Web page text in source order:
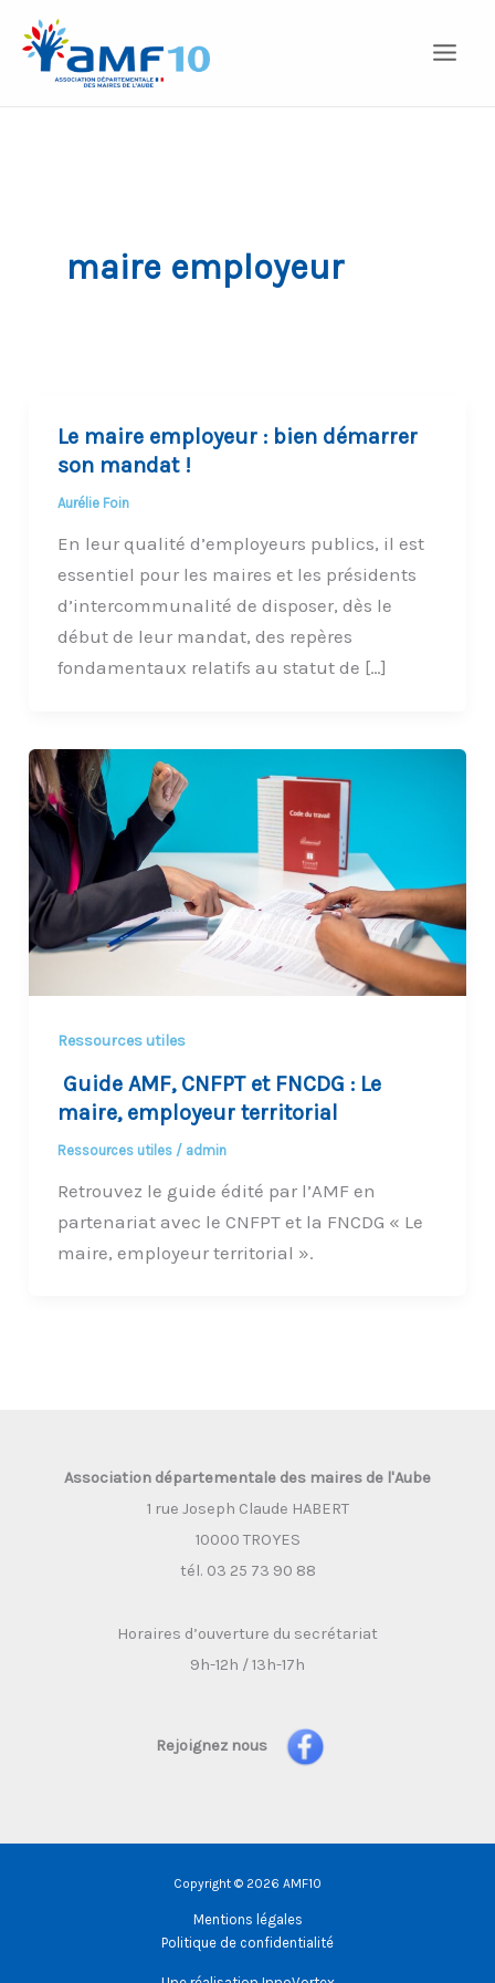
contenu
maire employeur
Le maire employeur : bien démarrer
son mandat !
Aurélie Foin
En leur qualité d’employeurs publics, il est
essentiel pour les maires et les présidents
d’intercommunalité de disposer, dès le
début de leur mandat, des repères
fondamentaux relatifs au statut de […]
Ressources utiles
Guide AMF, CNFPT et FNCDG : Le
maire, employeur territorial
Ressources utiles/ admin
Retrouvez le guide édité par l’AMF en
partenariat avec le CNFPT et la FNCDG « Le
maire, employeur territorial ».
Association départementale des maires de l'Aube
1 rue Joseph Claude HABERT
10000 TROYES
tél. 03 25 73 90 88
Horaires d’ouverture du secrétariat
9h-12h / 13h-17h
Rejoignez nous
Copyright © 2026 AMF10
Mentions légales
Politique de confidentialité